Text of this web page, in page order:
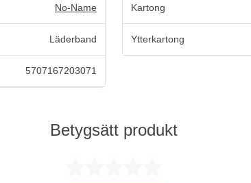
No-Name
Läderband
5707167203071
Kartong
Ytterkartong
Betygsätt produkt